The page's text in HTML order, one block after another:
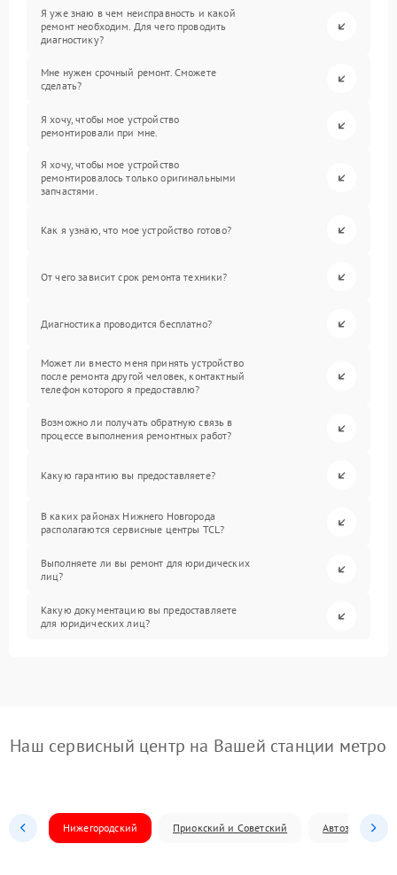
Я уже знаю в чем неисправность и какой
ремонт необходим. Для чего проводить
диагностику?
Мне нужен срочный ремонт. Сможете
сделать?
Я хочу, чтобы мое устройство
ремонтировали при мне.
Я хочу, чтобы мое устройство
ремонтировалось только оригинальными
запчастями.
Как я узнаю, что мое устройство готово?
От чего зависит срок ремонта техники?
Диагностика проводится бесплатно?
Может ли вместо меня принять устройство
после ремонта другой человек, контактный
телефон которого я предоставлю?
Возможно ли получать обратную связь в
процессе выполнения ремонтных работ?
Какую гарантию вы предоставляете?
В каких районах Нижнего Новгорода
располагаются сервисные центры TCL?
Выполняете ли вы ремонт для юридических
лиц?
Какую документацию вы предоставляете
для юридических лиц?
Наш сервисный центр на Вашей станции метро
Нижегородский Приокский и Советский Автозаводский